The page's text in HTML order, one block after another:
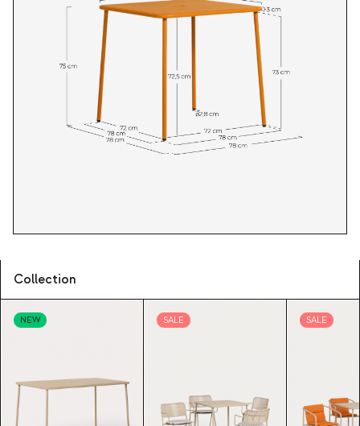
Collection
NEW SALE SALE